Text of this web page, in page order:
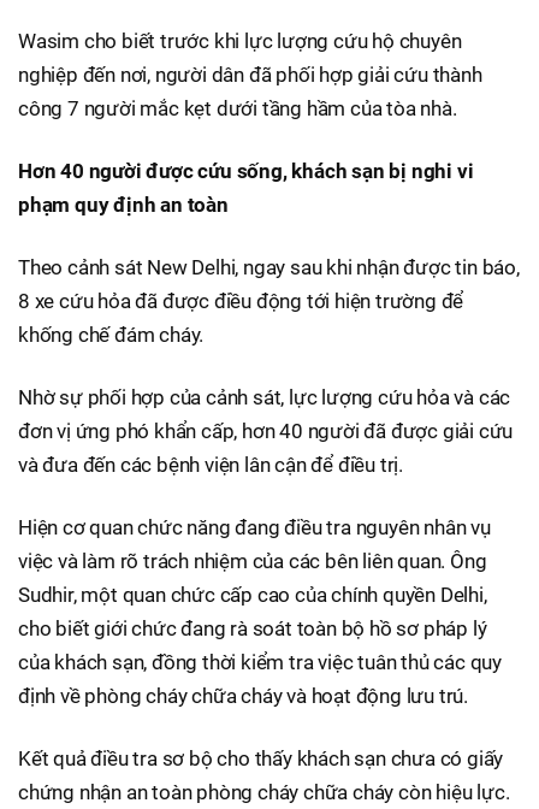
Wasim cho biết trước khi lực lượng cứu hộ chuyên
nghiệp đến nơi, người dân đã phối hợp giải cứu thành
công 7 người mắc kẹt dưới tầng hầm của tòa nhà.
Hơn 40 người được cứu sống, khách sạn bị nghi vi
phạm quy định an toàn
Theo cảnh sát New Delhi, ngay sau khi nhận được tin báo,
8 xe cứu hỏa đã được điều động tới hiện trường để
khống chế đám cháy.
Nhờ sự phối hợp của cảnh sát, lực lượng cứu hỏa và các
đơn vị ứng phó khẩn cấp, hơn 40 người đã được giải cứu
và đưa đến các bệnh viện lân cận để điều trị.
Hiện cơ quan chức năng đang điều tra nguyên nhân vụ
việc và làm rõ trách nhiệm của các bên liên quan. Ông
Sudhir, một quan chức cấp cao của chính quyền Delhi,
cho biết giới chức đang rà soát toàn bộ hồ sơ pháp lý
của khách sạn, đồng thời kiểm tra việc tuân thủ các quy
định về phòng cháy chữa cháy và hoạt động lưu trú.
Kết quả điều tra sơ bộ cho thấy khách sạn chưa có giấy
chứng nhận an toàn phòng cháy chữa cháy còn hiệu lực.